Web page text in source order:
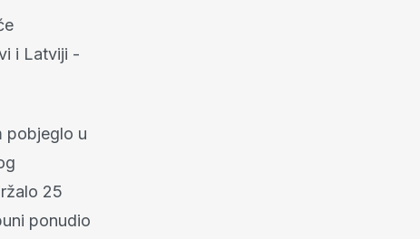
i Latviji -
pobjeglo u
25
ponudio